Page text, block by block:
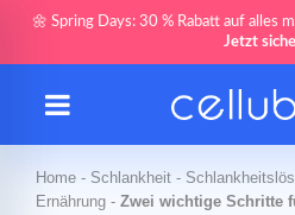
🌼 Spring Days: 30 % Rabatt auf alles
Jetzt
Home - Schlankheit -
Ernährung - Zwei wichtige Schritte